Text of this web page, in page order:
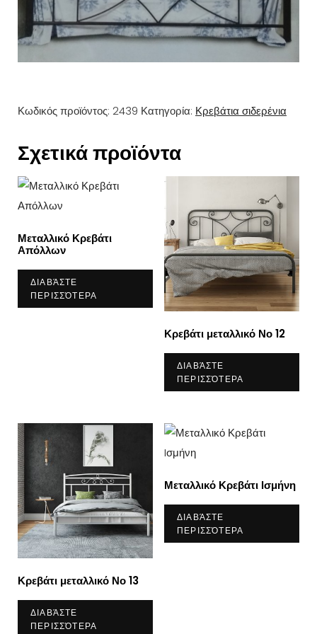
Κωδικός προϊόντος: 2439 Κατηγορία: Κρεβάτια σιδερένια
Σχετικά προϊόντα
Μεταλλικό Κρεβάτι
Απόλλων
ΔΙΑΒΆΣΤΕ
ΠΕΡΙΣΣΌΤΕΡΑ
Κρεβάτι μεταλλικό Νο 12
ΔΙΑΒΆΣΤΕ
ΠΕΡΙΣΣΌΤΕΡΑ
Κρεβάτι μεταλλικό Νο 13
ΔΙΑΒΆΣΤΕ
ΠΕΡΙΣΣΌΤΕΡΑ
Μεταλλικό Κρεβάτι Iσμήνη
ΔΙΑΒΆΣΤΕ
ΠΕΡΙΣΣΌΤΕΡΑ